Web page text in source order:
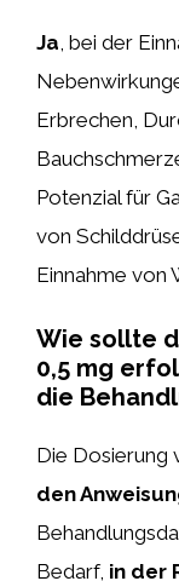
Ja , bei der
Erbrechen,
Potenzial für
von
Einnahme von
Wie sollte
0,5 mg
die
Die Dosierung
den
Bedarf, in der